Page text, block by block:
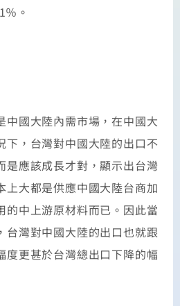
。
國大陸內需市場，在中國大
下，台灣對中國大陸的出口不
是應該成長才對，顯示出台灣
上大都是供應中國大陸台商加
的中上游原材料而已。因此當
台灣對中國大陸的出口也就跟
度更甚於台灣總出口下降的幅